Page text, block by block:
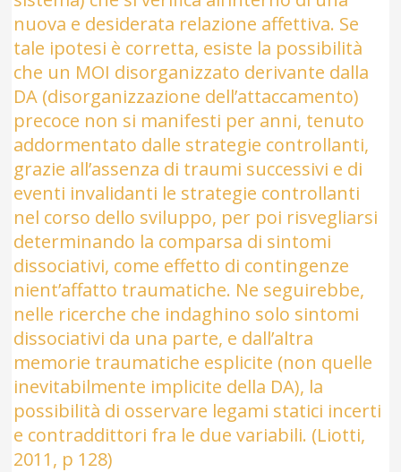
nuova e desiderata relazione affettiva. Se
tale ipotesi è corretta, esiste la possibilità
che un MOI disorganizzato derivante dalla
DA (disorganizzazione dell’attaccamento)
precoce non si manifesti per anni, tenuto
addormentato dalle strategie controllanti,
grazie all’assenza di traumi successivi e di
eventi invalidanti le strategie controllanti
nel corso dello sviluppo, per poi risvegliarsi
determinando la comparsa di sintomi
dissociativi, come effetto di contingenze
nient’affatto traumatiche. Ne seguirebbe,
nelle ricerche che indaghino solo sintomi
dissociativi da una parte, e dall’altra
memorie traumatiche esplicite (non quelle
inevitabilmente implicite della DA), la
possibilità di osservare legami statici incerti
e contraddittori fra le due variabili. (Liotti,
2011, p 128)